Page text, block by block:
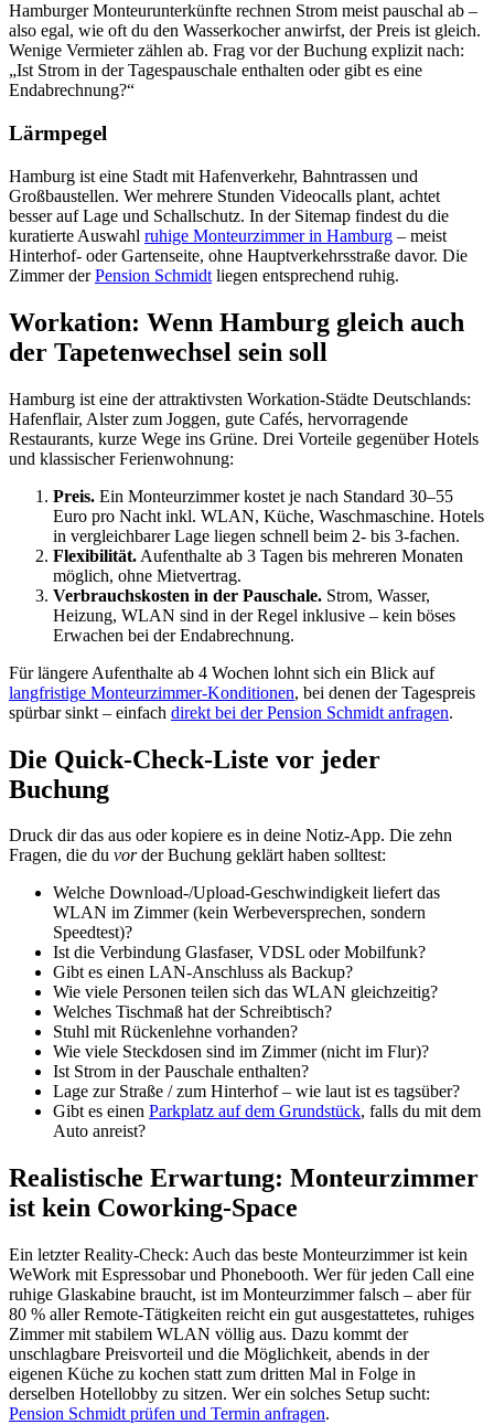
Hamburger Monteurunterkünfte rechnen Strom meist pauschal ab –
also egal, wie oft du den Wasserkocher anwirfst, der Preis ist gleich.
Wenige Vermieter zählen ab. Frag vor der Buchung explizit nach:
„Ist Strom in der Tagespauschale enthalten oder gibt es eine
Endabrechnung?“
Lärmpegel
Hamburg ist eine Stadt mit Hafenverkehr, Bahntrassen und
Großbaustellen. Wer mehrere Stunden Videocalls plant, achtet
besser auf Lage und Schallschutz. In der Sitemap findest du die
kuratierte Auswahl ruhige Monteurzimmer in Hamburg – meist
Hinterhof- oder Gartenseite, ohne Hauptverkehrsstraße davor. Die
Zimmer derPension Schmidt liegen entsprechend ruhig.
Workation: Wenn Hamburg gleich auch
der Tapetenwechsel sein soll
Hamburg ist eine der attraktivsten Workation-Städte Deutschlands:
Hafenflair, Alster zum Joggen, gute Cafés, hervorragende
Restaurants, kurze Wege ins Grüne. Drei Vorteile gegenüber Hotels
und klassischer Ferienwohnung:
Preis. Ein Monteurzimmer kostet je nach Standard 30–55
Euro pro Nacht inkl. WLAN, Küche, Waschmaschine. Hotels
in vergleichbarer Lage liegen schnell beim 2- bis 3-fachen.
Flexibilität. Aufenthalte ab 3 Tagen bis mehreren Monaten
möglich, ohne Mietvertrag.
Verbrauchskosten in der Pauschale. Strom, Wasser,
Heizung, WLAN sind in der Regel inklusive – kein böses
Erwachen bei der Endabrechnung.
Für längere Aufenthalte ab 4 Wochen lohnt sich ein Blick auf
langfristige Monteurzimmer-Konditionen, bei denen der Tagespreis
spürbar sinkt – einfach direkt bei der Pension Schmidt anfragen.
Die Quick-Check-Liste vor jeder
Buchung
Druck dir das aus oder kopiere es in deine Notiz-App. Die zehn
Fragen, die du vorder Buchung geklärt haben solltest:
Welche Download-/Upload-Geschwindigkeit liefert das
WLAN im Zimmer (kein Werbeversprechen, sondern
Speedtest)?
Ist die Verbindung Glasfaser, VDSL oder Mobilfunk?
Gibt es einen LAN-Anschluss als Backup?
Wie viele Personen teilen sich das WLAN gleichzeitig?
Welches Tischmaß hat der Schreibtisch?
Stuhl mit Rückenlehne vorhanden?
Wie viele Steckdosen sind im Zimmer (nicht im Flur)?
Ist Strom in der Pauschale enthalten?
Lage zur Straße / zum Hinterhof – wie laut ist es tagsüber?
Gibt es einen Parkplatz auf dem Grundstück, falls du mit dem
Auto anreist?
Realistische Erwartung: Monteurzimmer
ist kein Coworking-Space
Ein letzter Reality-Check: Auch das beste Monteurzimmer ist kein
WeWork mit Espressobar und Phonebooth. Wer für jeden Call eine
ruhige Glaskabine braucht, ist im Monteurzimmer falsch – aber für
80 % aller Remote-Tätigkeiten reicht ein gut ausgestattetes, ruhiges
Zimmer mit stabilem WLAN völlig aus. Dazu kommt der
unschlagbare Preisvorteil und die Möglichkeit, abends in der
eigenen Küche zu kochen statt zum dritten Mal in Folge in
derselben Hotellobby zu sitzen. Wer ein solches Setup sucht:
Pension Schmidt prüfen und Termin anfragen.